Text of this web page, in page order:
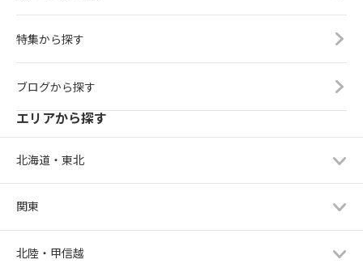
特集から探す
ブログから探す
エリアから探す
北海道・東北
関東
北陸・甲信越